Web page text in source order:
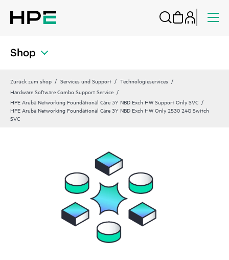
Shop
Zurück zum shop Services und Support
Technologieservices
Hardware Software Combo Support Service
HPE Aruba Networking Foundational Care 3Y NBD Exch HW Support Only SVC
HPE Aruba Networking Foundational Care 3Y NBD Exch HW Only 2530 24G Switch
SVC